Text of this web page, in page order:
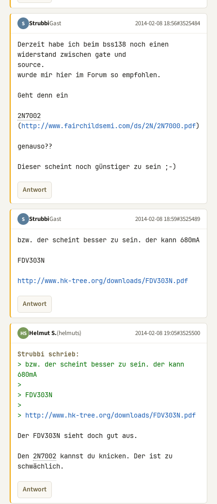
S StrubbiGast 2014-02-08 18:56#3525484
Derzeit habe ich beim bss138 noch einen
widerstand zwischen gate und
source.
wurde mir hier im Forum so empfohlen.
Geht denn ein
2N7002
(http://www.fairchildsemi.com/ds/2N/2N7000.pdf)
genauso??
Dieser scheint noch günstiger zu sein ;-)
Antwort
S StrubbiGast 2014-02-08 18:59#3525489
bzw. der scheint besser zu sein. der kann 680mA
FDV303N
http://www.hk-tree.org/downloads/FDV303N.pdf
Antwort
HS Helmut S.(helmuts) 2014-02-08 19:05#3525500
Strubbi schrieb:
> bzw. der scheint besser zu sein. der kann
680mA
>
> FDV303N
>
> http://www.hk-tree.org/downloads/FDV303N.pdf
Der FDV303N sieht doch gut aus.
Den 2N7002 kannst du knicken. Der ist zu
schwächlich.
Antwort